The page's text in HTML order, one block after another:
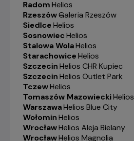
Radom-
Helios
Rzeszów-
Galeria Rzeszów
Siedlce-
Helios
Sosnowiec-
Helios
Stalowa Wola-
Helios
Starachowice-
Helios
Szczecin-
Helios CHR Kupiec
Szczecin-
Helios Outlet Park
Tczew-
Helios
Tomaszów Mazowiecki-
Helios
Warszawa-
Helios Blue City
Wołomin-
Helios
Wrocław-
Helios Aleja Bielany
Wrocław-
Helios Magnolia